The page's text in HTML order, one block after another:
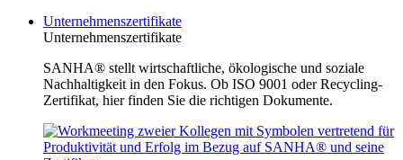
Unternehmenszertifikate
Unternehmenszertifikate
SANHA® stellt wirtschaftliche, ökologische und soziale
Nachhaltigkeit in den Fokus. Ob ISO 9001 oder Recycling-
Zertifikat, hier finden Sie die richtigen Dokumente.